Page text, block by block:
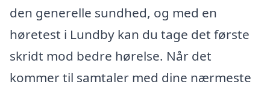
den generelle sundhed, og med en
høretest i Lundby kan du tage det første
skridt mod bedre hørelse. Når det
kommer til samtaler med dine nærmeste